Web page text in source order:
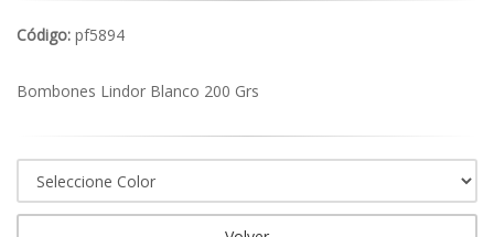
Código: pf5894
Bombones Lindor Blanco 200 Grs